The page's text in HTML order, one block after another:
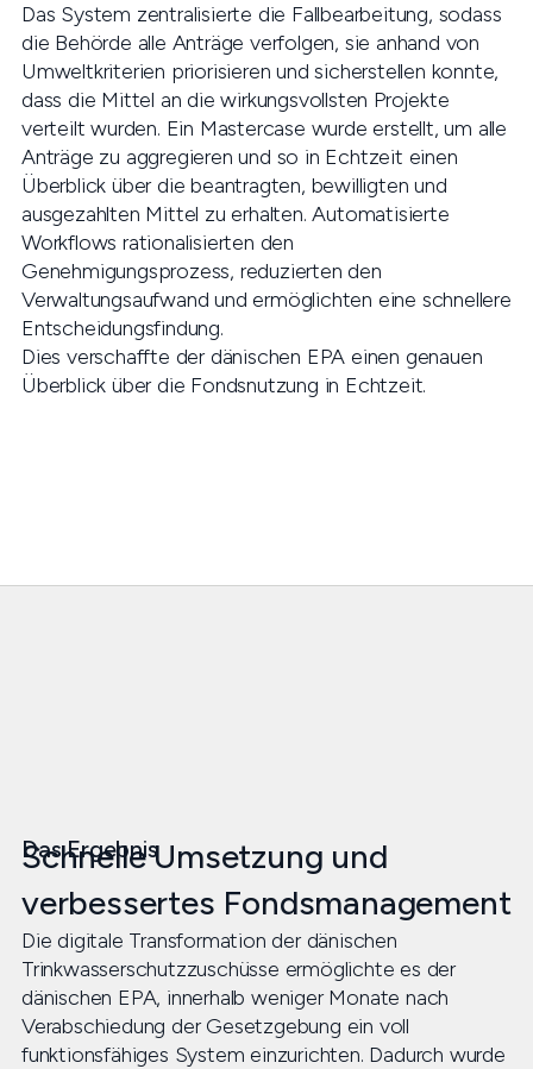
Das System zentralisierte die Fallbearbeitung, sodass
die Behörde alle Anträge verfolgen, sie anhand von
Umweltkriterien priorisieren und sicherstellen konnte,
dass die Mittel an die wirkungsvollsten Projekte
verteilt wurden. Ein Mastercase wurde erstellt, um alle
Anträge zu aggregieren und so in Echtzeit einen
Überblick über die beantragten, bewilligten und
ausgezahlten Mittel zu erhalten. Automatisierte
Workflows rationalisierten den
Genehmigungsprozess, reduzierten den
Verwaltungsaufwand und ermöglichten eine schnellere
Entscheidungsfindung.
Dies verschaffte der dänischen EPA einen genauen
Überblick über die Fondsnutzung in Echtzeit.
Das Ergebnis
Schnelle Umsetzung und
verbessertes Fondsmanagement
Die digitale Transformation der dänischen
Trinkwasserschutzzuschüsse ermöglichte es der
dänischen EPA, innerhalb weniger Monate nach
Verabschiedung der Gesetzgebung ein voll
funktionsfähiges System einzurichten. Dadurch wurde